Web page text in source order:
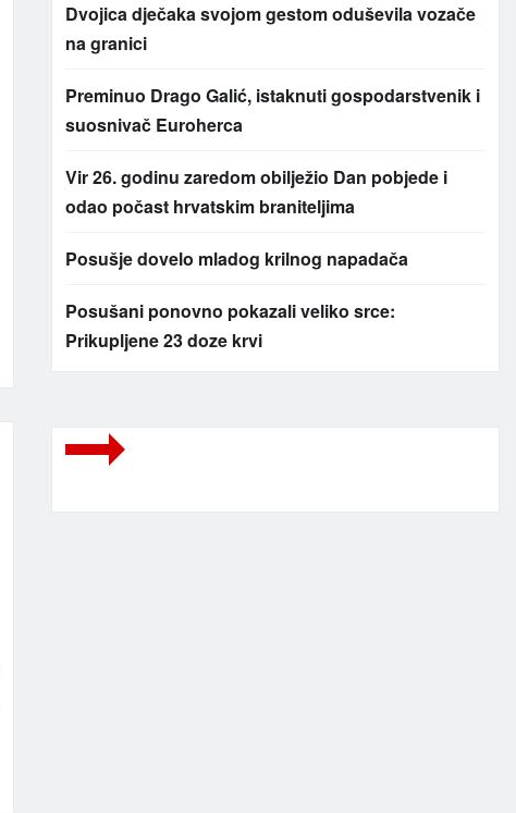
Dvojica dječaka svojom gestom oduševila vozače
na granici
Preminuo Drago Galić, istaknuti gospodarstvenik i
suosnivač Euroherca
Vir 26. godinu zaredom obilježio Dan pobjede i
odao počast hrvatskim braniteljima
Posušje dovelo mladog krilnog napadača
Posušani ponovno pokazali veliko srce:
Prikupljene 23 doze krvi